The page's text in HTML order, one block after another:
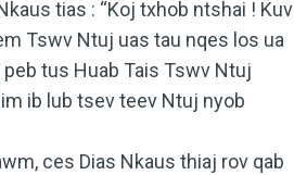
tias : “Koj txhob ntshai ! Kuv
Tswv Ntuj uas tau nqes los ua
tus Huab Tais Tswv Ntuj
ib lub tsev teev Ntuj nyob
ces Dias Nkaus thiaj rov qab